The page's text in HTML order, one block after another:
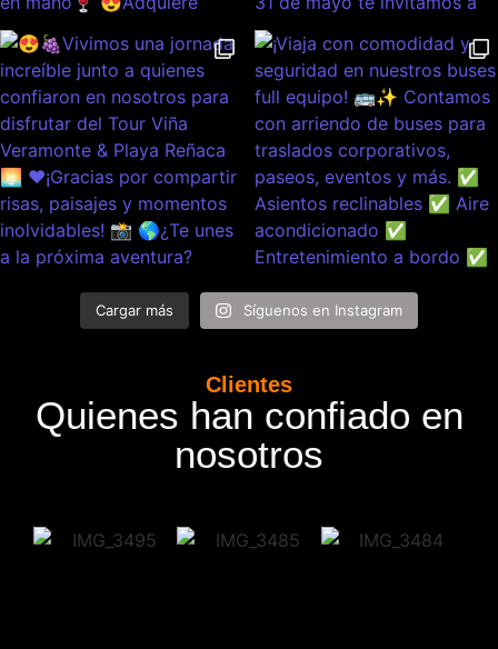
Cargar más Síguenos en Instagram
Clientes
Quienes han confiado en
nosotros